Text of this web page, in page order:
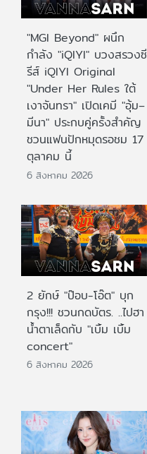
"MGI Beyond" ผนึก
กำลัง "iQIYI" บวงสรวงซี
รีส์ iQIYI Original
"Under Her Rules ใต้
เงาจันทรา" เปิดเคมี "อุ้ม–
มีนา" ประกบคู่ครั้งสำคัญ
ชวนแฟนปักหมุดรอชม 17
ตุลาคม นี้
6 สิงหาคม 2026
2 ยักษ์ "ป๊อบ-โอ๊ต" บุก
กรุง!!! ชวนกดบัตร. ..ไปฮา
น้ำตาเล็ดกับ "เบิ้ม เบิ้ม
concert"
6 สิงหาคม 2026